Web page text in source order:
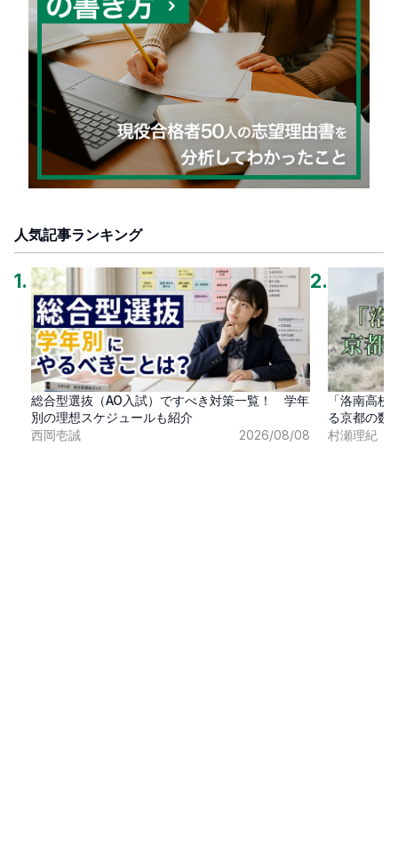
人気記事ランキング
1 .
総合型選抜（AO入試）ですべき対策一覧！ 学年
別の理想スケジュールも紹介
西岡壱誠
2026/08/08
2.
「洛南高
る京都の数
村瀬理紀